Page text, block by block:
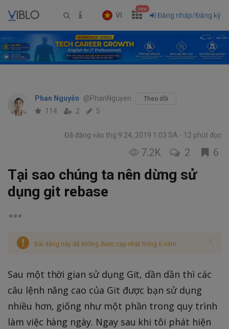
VI
new
Đăng nhập/Đăng ký
Phan Nguyễn @PhanNguyen Theo dõi
114 2 5
Đã đăng vào thg 9 24, 2019 1:03 SA 12 phút đọc
7.2K 2 6
Tại sao chúng ta nên dừng sử
dụng git rebase
Bài đăng này đã không được cập nhật trong 6 năm
Sau một thời gian sử dụng Git, dần dần thì các
câu lệnh nâng cao của Git được bạn sử dụng
nhiều hơn, giống như một phần trong quy trình
làm việc hàng ngày. Ngay sau khi tôi phát hiện